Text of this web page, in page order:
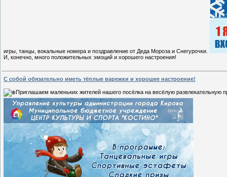
игры, танцы, вокальные номера и поздравление от Деда Мороза и Снегурочки.
И, конечно, много положительных эмоций и хорошего настроения!
С собой обязательно иметь тёплые варежки и хорошее настроение!
Приглашаем маленьких жителей нашего посёлка на весёлую развлекательную